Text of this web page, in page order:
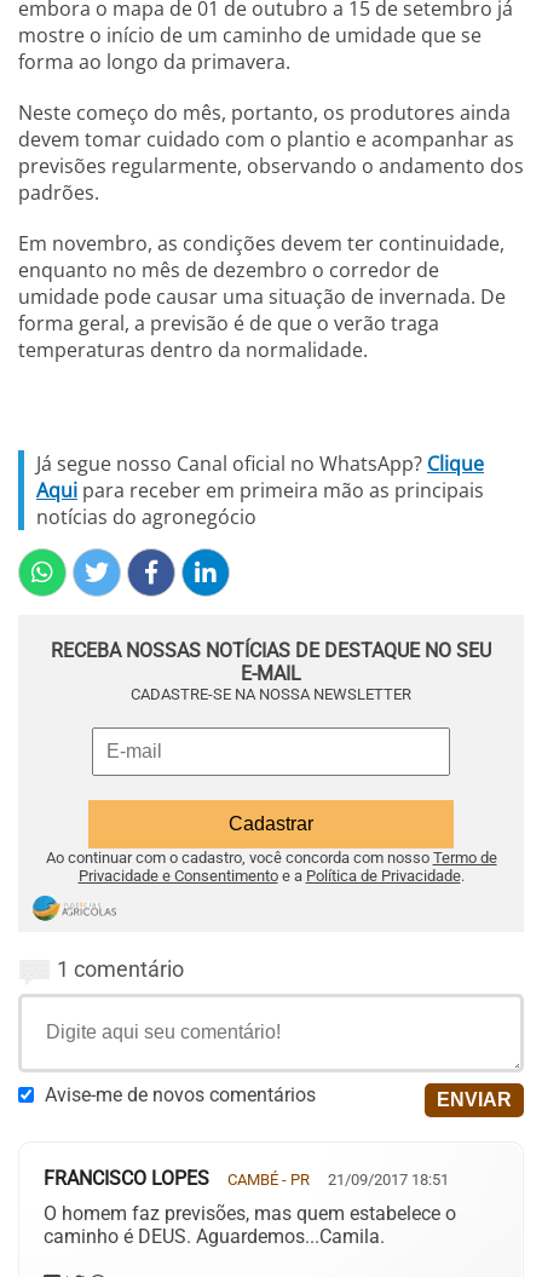
embora o mapa de 01 de outubro a 15 de setembro já
mostre o início de um caminho de umidade que se
forma ao longo da primavera.
Neste começo do mês, portanto, os produtores ainda
devem tomar cuidado com o plantio e acompanhar as
previsões regularmente, observando o andamento dos
padrões.
Em novembro, as condições devem ter continuidade,
enquanto no mês de dezembro o corredor de
umidade pode causar uma situação de invernada. De
forma geral, a previsão é de que o verão traga
temperaturas dentro da normalidade.
Já segue nosso Canal oficial no WhatsApp? Clique
Aqui para receber em primeira mão as principais
notícias do agronegócio
RECEBA NOSSAS NOTÍCIAS DE DESTAQUE NO SEU
E-MAIL
CADASTRE-SE NA NOSSA NEWSLETTER
Ao continuar com o cadastro, você concorda com nosso Termo de
Privacidade e Consentimentoe a Política de Privacidade.
1 comentário
Avise-me de novos comentários
FRANCISCO LOPES CAMBÉ - PR 21/09/2017 18:51
O homem faz previsões, mas quem estabelece o
caminho é DEUS. Aguardemos...Camila.